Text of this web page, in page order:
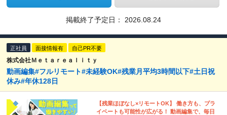
掲載終了予定日： 2026.08.24
正社員 面接情報有 自己PR不要
株式会社Ｍｅｔａｒｅａｌｉｔｙ
動画編集#フルリモート#未経験OK#残業月平均3時間以下#土日祝
休み#年休128日
【残業ほぼなし×リモートOK】 働き方も、プラ
イベートも可能性が広がる！ 動画編集で、毎日